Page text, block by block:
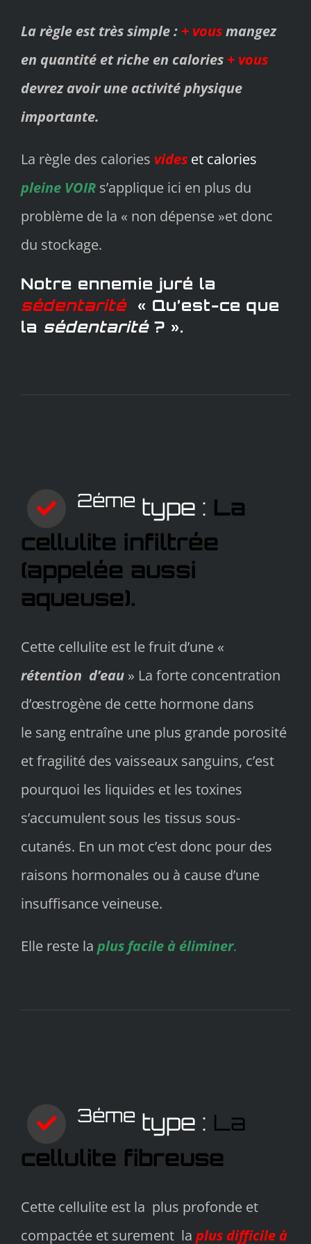
La règle est très simple : + vousmangez
en quantité et riche en calories + vous
devrez avoir une activité physique
importante.
La règle des calories vides et calories
pleine VOIR s’applique ici en plus du
problème de la « non dépense »et donc
du stockage.
Notre ennemie juré la
sédentarité « Qu’est-ce que
la sédentarité ? ».
2éme type : La
cellulite infiltrée
(appelée aussi
aqueuse).
Cette cellulite est le fruit d’une «
rétention d’eau » La forte concentration
d’œstrogène de cette hormone dans
le sang entraîne une plus grande porosité
et fragilité des vaisseaux sanguins, c’est
pourquoi les liquides et les toxines
s’accumulent sous les tissus sous-
cutanés. En un mot c’est donc pour des
raisons hormonales ou à cause d’une
insuffisance veineuse.
Elle reste la plus facile à éliminer.
3éme type : La
cellulite fibreuse
Cette cellulite est la plus profonde et
compactée et surement la plus difficile à